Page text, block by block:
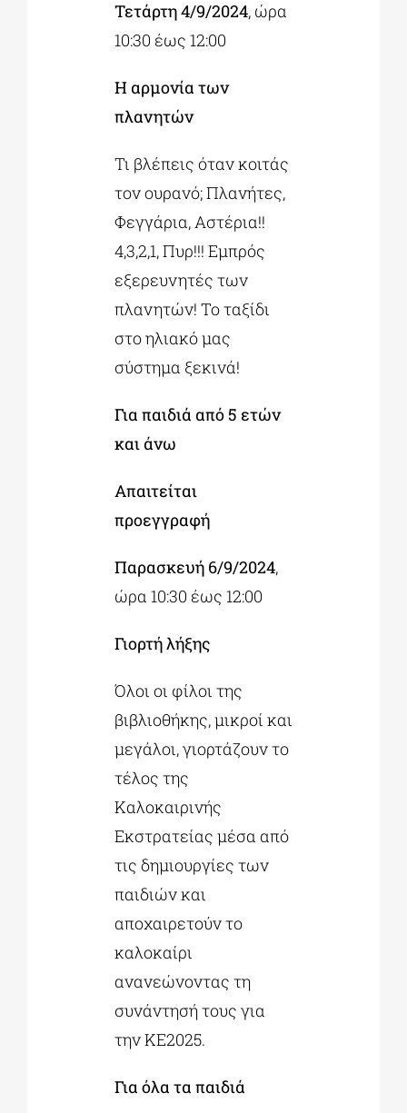
Τετάρτη 4/9/2024, ώρα
10:30 έως 12:00
Η αρμονία των
πλανητών
Τι βλέπεις όταν κοιτάς
τον ουρανό; Πλανήτες,
Φεγγάρια, Αστέρια!!
4,3,2,1, Πυρ!!! Εμπρός
εξερευνητές των
πλανητών! Το ταξίδι
στο ηλιακό μας
σύστημα ξεκινά!
Για παιδιά από 5 ετών
και άνω
Απαιτείται
προεγγραφή
Παρασκευή 6/9/2024,
ώρα 10:30 έως 12:00
Γιορτή λήξης
Όλοι οι φίλοι της
βιβλιοθήκης, μικροί και
μεγάλοι, γιορτάζουν το
τέλος της
Καλοκαιρινής
Εκστρατείας μέσα από
τις δηµιουργίες των
παιδιών και
αποχαιρετούν το
καλοκαίρι
ανανεώνοντας τη
συνάντησή τους για
την ΚΕ2025.
Για όλα τα παιδιά